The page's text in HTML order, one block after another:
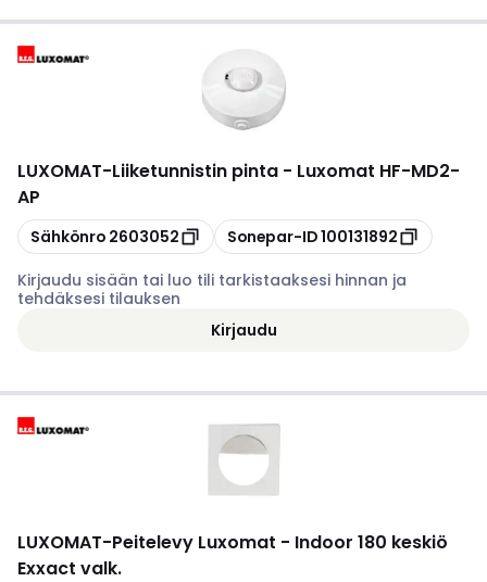
LUXOMAT-Liiketunnistin pinta - Luxomat HF-MD2-
AP
Kopioi
Sähkönro 2603052 Kopioi
Sonepar-ID100131892
Kirjaudu sisään tai luo tili tarkistaaksesi hinnan ja
tehdäksesi tilauksen
Kirjaudu
LUXOMAT-Peitelevy Luxomat - Indoor 180 keskiö
Exxact valk.